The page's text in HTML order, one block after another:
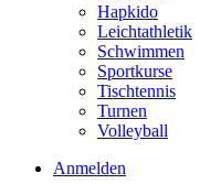
Hapkido
Leichtathletik
Schwimmen
Sportkurse
Tischtennis
Turnen
Volleyball
Anmelden